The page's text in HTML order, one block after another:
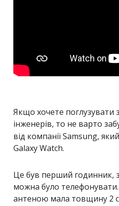
Якщо хочете поглузувати
інженерів, то не варто
від компанії Samsung,
Galaxy Watch.
Це був перший годинник,
можна було
антеною мала товщину 2